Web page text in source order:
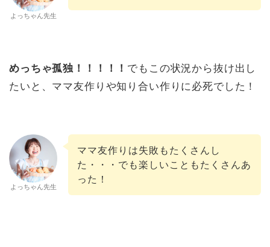
よっちゃん先生
めっちゃ孤独！！！！！ でもこの状況から抜け出し
たいと、ママ友作りや知り合い作りに必死でした！
よっちゃん先生
ママ友作りは失敗もたくさんし
た・・・でも楽しいこともたくさんあ
った！